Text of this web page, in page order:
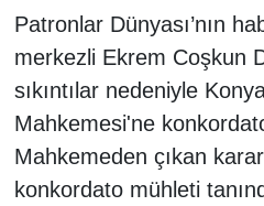
Patronlar Dünyası’nın
merkezli Ekrem Coşkun
sıkıntılar nedeniyle
Mahkemesi'ne
Mahkemeden çıkan
konkordato mühleti